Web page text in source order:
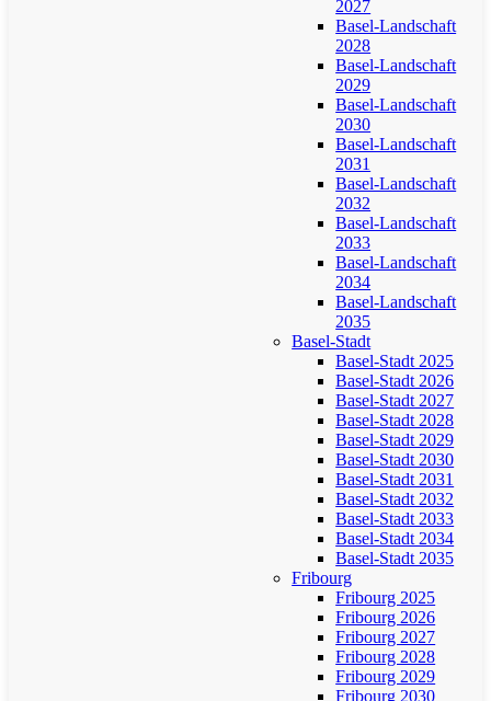
2027
Basel-Landschaft
2028
Basel-Landschaft
2029
Basel-Landschaft
2030
Basel-Landschaft
2031
Basel-Landschaft
2032
Basel-Landschaft
2033
Basel-Landschaft
2034
Basel-Landschaft
2035
Basel-Stadt
Basel-Stadt 2025
Basel-Stadt 2026
Basel-Stadt 2027
Basel-Stadt 2028
Basel-Stadt 2029
Basel-Stadt 2030
Basel-Stadt 2031
Basel-Stadt 2032
Basel-Stadt 2033
Basel-Stadt 2034
Basel-Stadt 2035
Fribourg
Fribourg 2025
Fribourg 2026
Fribourg 2027
Fribourg 2028
Fribourg 2029
Fribourg 2030